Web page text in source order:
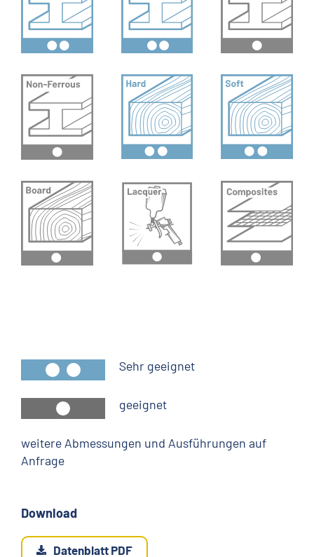
Sehr geeignet
geeignet
weitere Abmessungen und Ausführungen auf
Anfrage
Download
Datenblatt PDF